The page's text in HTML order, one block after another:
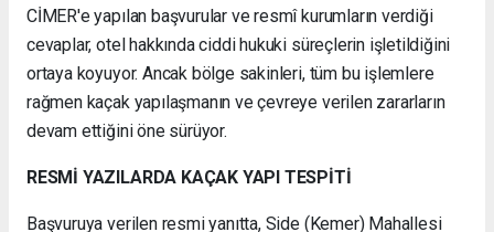
CİMER'e yapılan başvurular ve resmî kurumların verdiği
cevaplar, otel hakkında ciddi hukuki süreçlerin işletildiğini
ortaya koyuyor. Ancak bölge sakinleri, tüm bu işlemlere
rağmen kaçak yapılaşmanın ve çevreye verilen zararların
devam ettiğini öne sürüyor.
RESMİ YAZILARDA KAÇAK YAPI TESPİTİ
Başvuruya verilen resmi yanıtta, Side (Kemer) Mahallesi